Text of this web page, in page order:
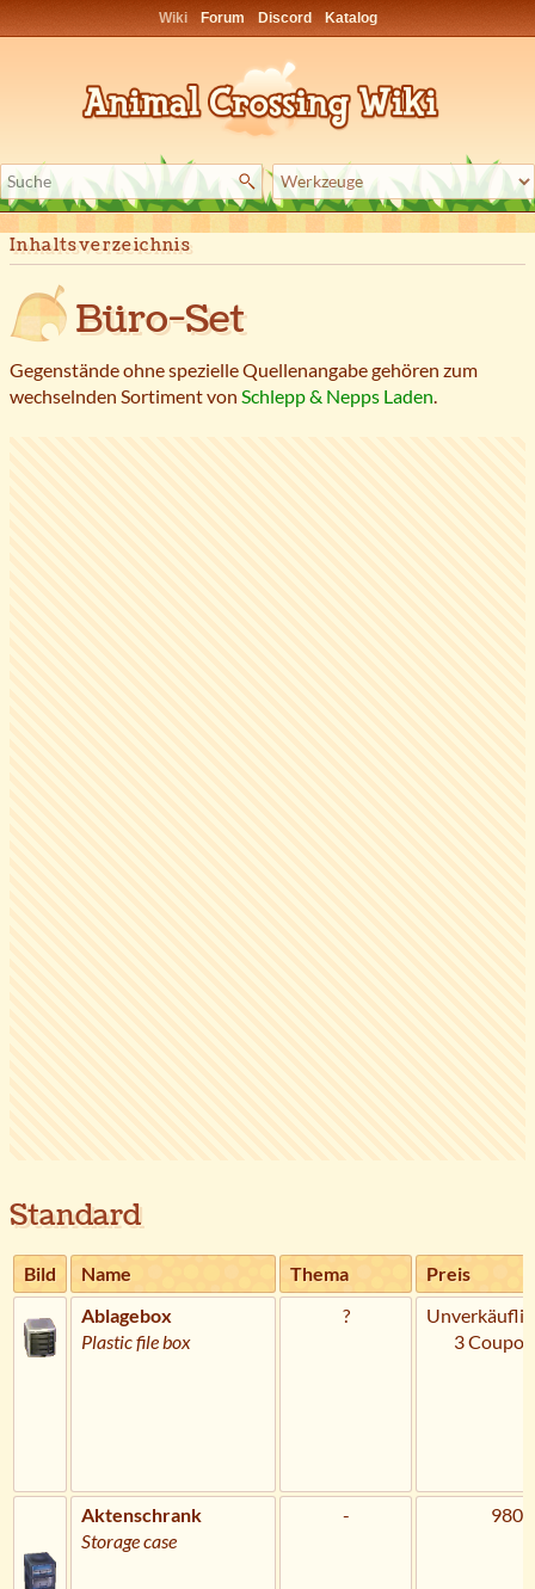
Wiki Forum Discord Katalog
Inhaltsverzeichnis
Büro-Set
Gegenstände ohne spezielle Quellenangabe gehören zum
wechselnden Sortiment von Schlepp & Nepps Laden.
Standard
Bild Name Thema
Preis
Ablagebox
Plastic file box
?
3
Aktenschrank
Storage case
- 980